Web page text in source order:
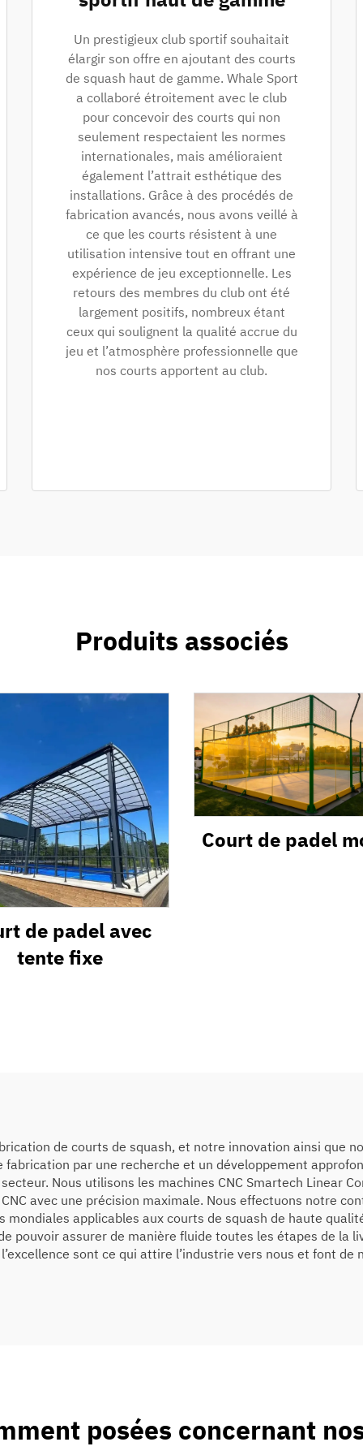
Un prestigieux club sportif souhaitait
élargir son offre en ajoutant des courts
de squash haut de gamme. Whale Sport
a collaboré étroitement avec le club
pour concevoir des courts qui non
seulement respectaient les normes
internationales, mais amélioraient
également l’attrait esthétique des
installations. Grâce à des procédés de
fabrication avancés, nous avons veillé à
ce que les courts résistent à une
utilisation intensive tout en offrant une
expérience de jeu exceptionnelle. Les
retours des membres du club ont été
largement positifs, nombreux étant
ceux qui soulignent la qualité accrue du
jeu et l’atmosphère professionnelle que
nos courts apportent au club.
Produits associés
de padel avec
tente fixe
Court de padel
de courts de squash, et notre innovation ainsi que
par une recherche et un développement
Nous utilisons les machines CNC Smartech Linear
avec une précision maximale. Nous effectuons notre
applicables aux courts de squash de haute
pouvoir assurer de manière fluide toutes les étapes de la
sont ce qui attire l’industrie vers nous et font
posées concernant